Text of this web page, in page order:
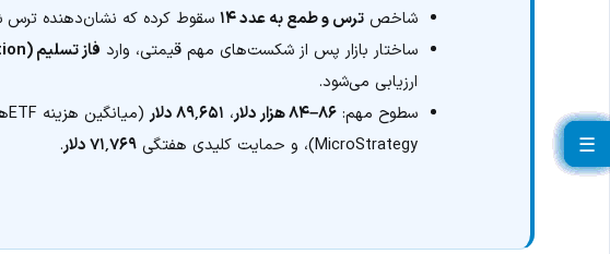
شاخصترس و طمع به عدد ۱۴
سقوط کرده که نشان‌دهنده ترس
ساختار بازار پس از شکست‌های مهم قیمتی، وارد فاز تسلیم (Capitulation)
ارزیابی می‌شود.
سطوح مهم:۸۶–۸۴ هزار دلار ، ۸۹٬۶۵۱ دلار (میانگین هزینه ETFها)،
MicroStrategy)، و حمایت کلیدی هفتگی
۷۱٬۷۶۹ دلار . ☰
☰
☰
☰
☰
☰
☰
☰
☰
☰
☰
☰
☰
☰
☰
☰
☰
☰
☰
☰